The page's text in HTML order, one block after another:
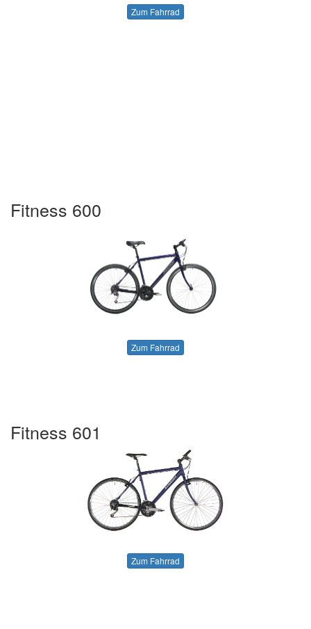
Zum Fahrrad
Fitness 600
Zum Fahrrad
Fitness 601
Zum Fahrrad